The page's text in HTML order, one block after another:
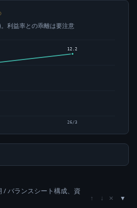
利益率との乖離は要注意
12.2
26/3
/ バランスシート構成、資
↑ ↓ ×